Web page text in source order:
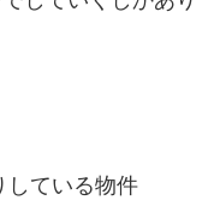
している物件